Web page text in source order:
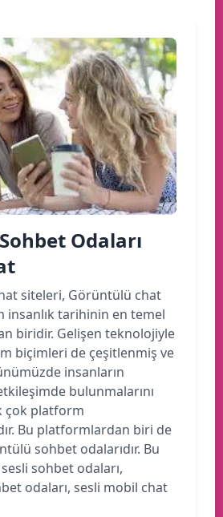
Odaları
siteleri, Görüntülü chat
insanlık tarihinin en temel
biridir. Gelişen teknolojiyle
biçimleri de çeşitlenmiş ve
insanların
bulunmalarını
çok platform
Bu platformlardan biri de
sohbet odalarıdır. Bu
sohbet odaları,
odaları, sesli mobil chat